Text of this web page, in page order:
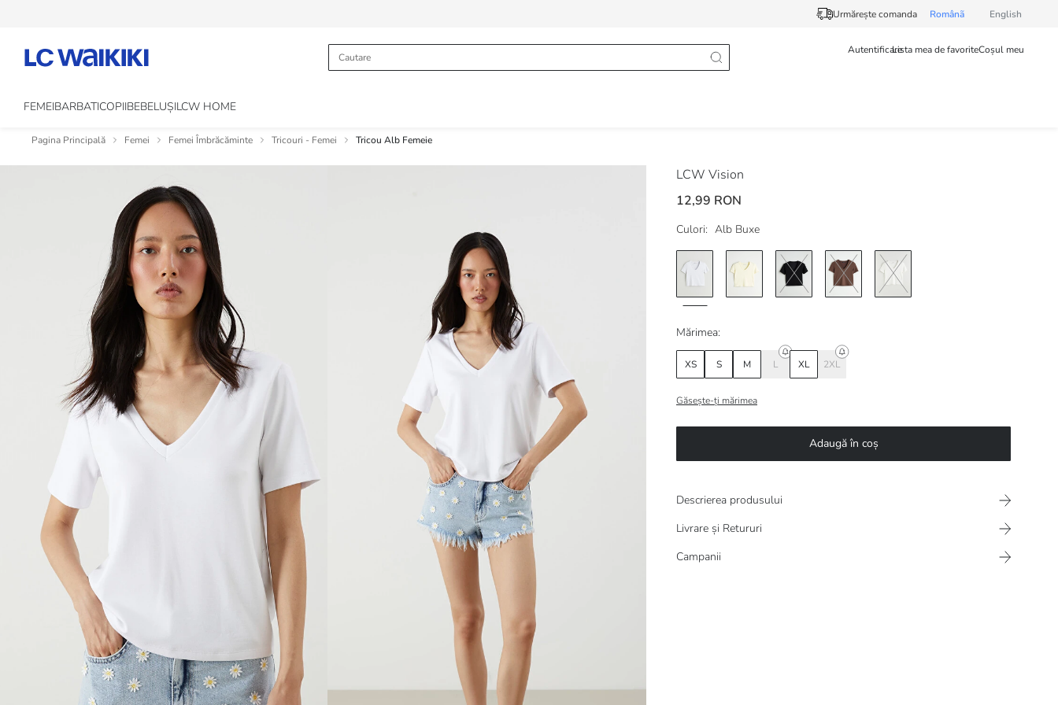
Urmărește comanda Românã English
AutentificareLista mea de favoriteCoșul meu
FEMEIBARBATICOPIIBEBELUȘILCW HOME
Pagina Principală Femei Femei Îmbrăcăminte Tricouri - Femei Tricou Alb Femeie
LCW Vision
12,99 RON
Culori: Alb Buxe
Mărimea:
XS S M L XL 2XL
Găsește-ți mărimea
Adaugă în coș
Descrierea produsului
Livrare și Retururi
Campanii